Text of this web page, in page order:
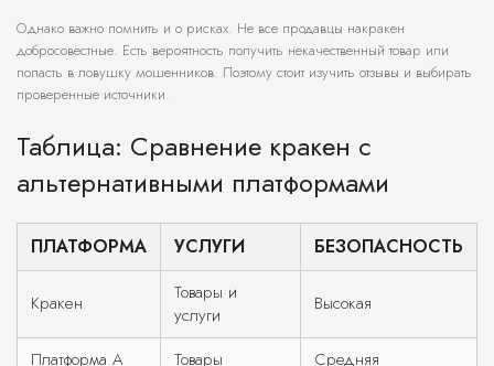
Однако важно помнить и о рисках. Не все продавцы накракен
добросовестные. Есть вероятность получить некачественный товар или
попасть в ловушку мошенников. Поэтому стоит изучить отзывы и выбирать
проверенные источники.
Таблица: Сравнение кракен с
альтернативными платформами
ПЛАТФОРМА УСЛУГИ БЕЗОПАСНОСТЬ
Кракен
Товары и
услуги
Высокая
Платформа A Товары
Средняя